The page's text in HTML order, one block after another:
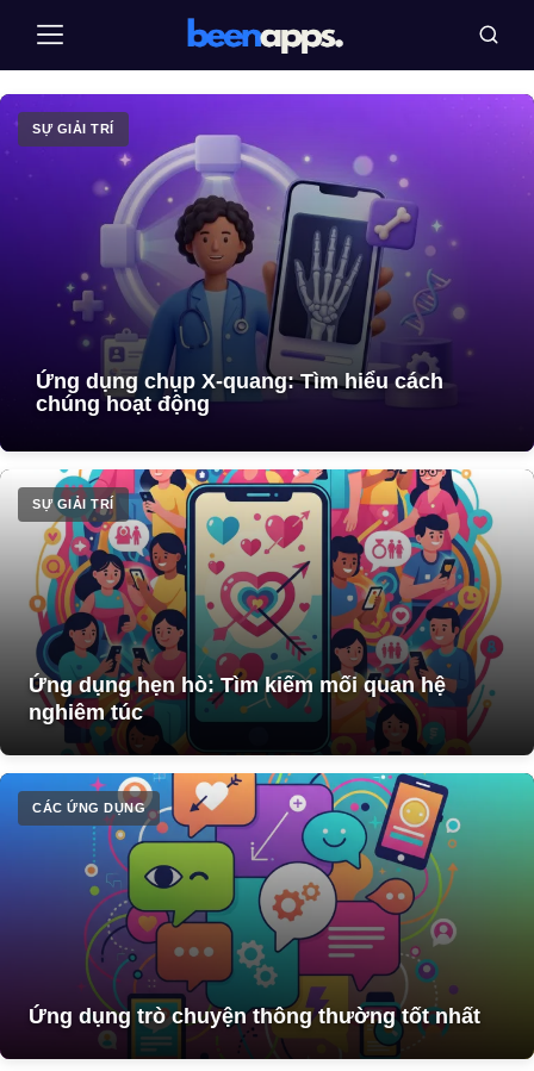
o
conteúdo
Thực
Tìm
SỰ GIẢI TRÍ
Ứng dụng chụp X-quang: Tìm hiểu cách
chúng hoạt động
SỰ GIẢI TRÍ
Ứng dụng hẹn hò: Tìm kiếm mối quan hệ
nghiêm túc
CÁC ỨNG DỤNG
Ứng dụng trò chuyện thông thường tốt nhất